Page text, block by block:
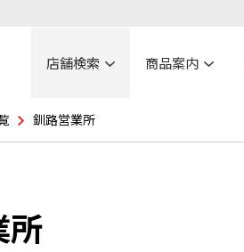
店舗検索 商品案内
釧路営業所
所